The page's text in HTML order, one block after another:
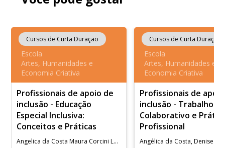
Cursos de Curta Duração
Escola
Artes, Humanidades e
Economia Criativa
Profissionais de apoio de
inclusão - Educação
Especial Inclusiva:
Conceitos e Práticas
Angelica da Costa Maura Corcini Lopes
Cursos de Curta Duração
Escola
Artes, Humanidades e
Economia Criativa
Profissionais de
inclusão - Trabalho
Colaborativo e
Profissional